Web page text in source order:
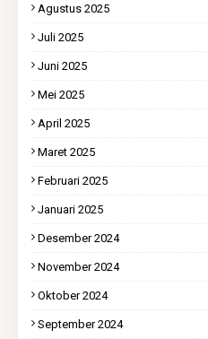
Agustus 2025
Juli 2025
Juni 2025
Mei 2025
April 2025
Maret 2025
Februari 2025
Januari 2025
Desember 2024
November 2024
Oktober 2024
September 2024